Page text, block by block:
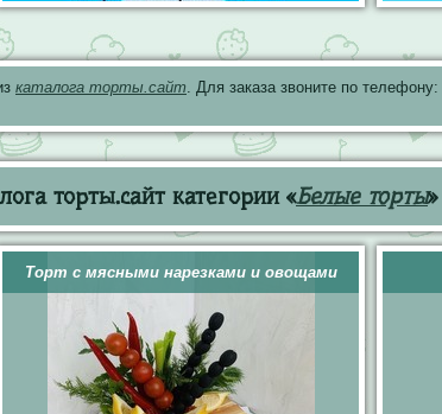
каталога торты.сайт. Для заказа звоните по телефону:
торты.сайт категории «Белые торты»
Торт с мясными нарезками и овощами